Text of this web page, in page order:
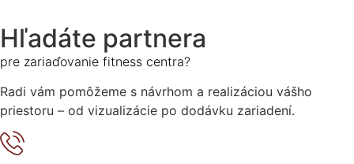
Hľadáte partnera
pre zariaďovanie fitness centra?
Radi vám pomôžeme s návrhom a realizáciou vášho
priestoru – od vizualizácie po dodávku zariadení.